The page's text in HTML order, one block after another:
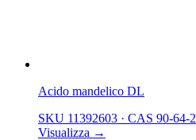
Acido mandelico DL
SKU 11392603 · CAS 90-64-2
Visualizza →